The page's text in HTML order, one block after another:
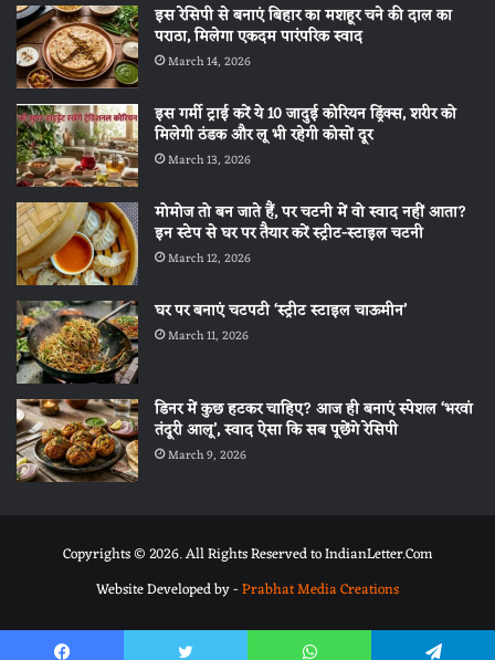
इस रेसिपी से बनाएं बिहार का मशहूर चने की दाल का
पराठा, मिलेगा एकदम पारंपरिक स्वाद
March 14, 2026
इस गर्मी ट्राई करें ये 10 जादुई कोरियन ड्रिंक्स, शरीर को
मिलेगी ठंडक और लू भी रहेगी कोसों दूर
March 13, 2026
मोमोज तो बन जाते हैं, पर चटनी में वो स्वाद नहीं आता?
इन स्टेप से घर पर तैयार करें स्ट्रीट-स्टाइल चटनी
March 12, 2026
घर पर बनाएं चटपटी ‘स्ट्रीट स्टाइल चाऊमीन’
March 11, 2026
डिनर में कुछ हटकर चाहिए? आज ही बनाएं स्पेशल ‘भरवां
तंदूरी आलू’, स्वाद ऐसा कि सब पूछेंगे रेसिपी
March 9, 2026
Copyrights © 2026. All Rights Reserved to IndianLetter.Com
Website Developed by -Prabhat Media Creations